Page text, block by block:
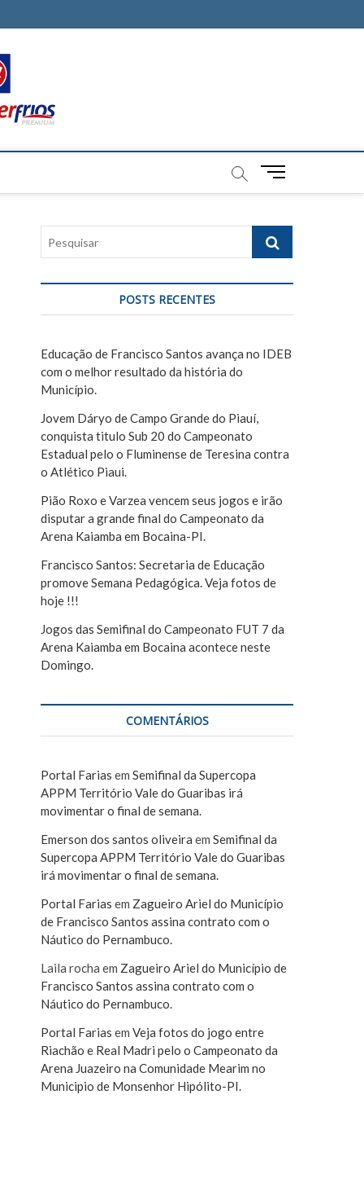
M
u
B
u
o
q
a
POSTS RECENTES
Educação de Francisco Santos avança no IDEB
com o melhor resultado da história do
Município.
Jovem Dáryo de Campo Grande do Piauí,
conquista titulo Sub 20 do Campeonato
Estadual pelo o Fluminense de Teresina contra
o Atlético Piaui.
Pião Roxo e Varzea vencem seus jogos e irão
disputar a grande final do Campeonato da
Arena Kaiamba em Bocaina-PI.
Francisco Santos: Secretaria de Educação
promove Semana Pedagógica. Veja fotos de
hoje !!!
Jogos das Semifinal do Campeonato FUT 7 da
Arena Kaiamba em Bocaina acontece neste
Domingo.
COMENTÁRIOS
Portal Farias em Semifinal da Supercopa
APPM Território Vale do Guaribas irá
movimentar o final de semana.
Emerson dos santos oliveira em Semifinal da
Supercopa APPM Território Vale do Guaribas
irá movimentar o final de semana.
Portal Farias em Zagueiro Ariel do Município
de Francisco Santos assina contrato com o
Náutico do Pernambuco.
Laila rocha em Zagueiro Ariel do Município de
Francisco Santos assina contrato com o
Náutico do Pernambuco.
Portal Farias em Veja fotos do jogo entre
Riachão e Real Madri pelo o Campeonato da
Arena Juazeiro na Comunidade Mearim no
Municipio de Monsenhor Hipólito-PI.